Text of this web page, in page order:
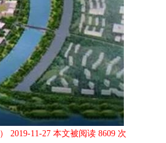
2019-11-27 本文被阅读 8609 次